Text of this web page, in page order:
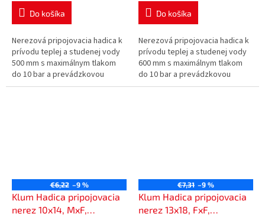
Do košíka
Nerezová pripojovacia hadica k
prívodu teplej a studenej vody
500 mm s maximálnym tlakom
do 10 bar a prevádzkovou
teplotou max. 95 °C.
Do košíka
Nerezová pripojovacia hadica k
prívodu teplej a studenej vody
600 mm s maximálnym tlakom
do 10 bar a prevádzkovou
teplotou max. 95 °C.
€6,22 –9 %
Klum Hadica pripojovacia
nerez 10x14, MxF,
€7,31 –9 %
Klum Hadica pripojovacia
nerez 13x18, FxF,